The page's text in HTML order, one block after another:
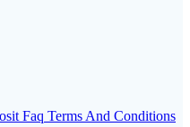
Faq Terms And Conditions